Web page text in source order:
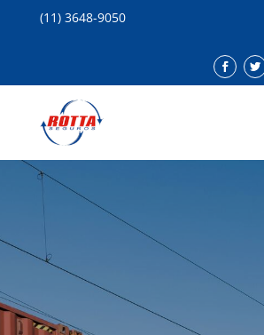
(11) 3648-9050